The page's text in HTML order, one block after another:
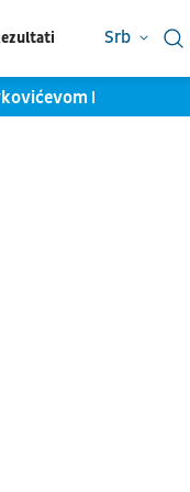
Srb
PAOK-u